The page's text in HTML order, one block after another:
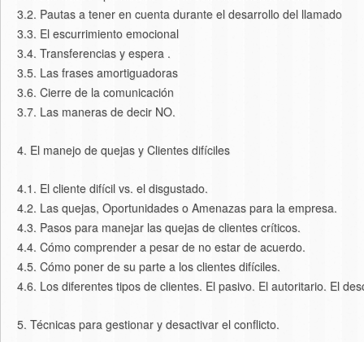
3.2. Pautas a tener en cuenta durante el desarrollo del llamado
3.3. El escurrimiento emocional
3.4. Transferencias y espera .
3.5. Las frases amortiguadoras
3.6. Cierre de la comunicación
3.7. Las maneras de decir NO.
4. El manejo de quejas y Clientes difíciles
4.1. El cliente difícil vs. el disgustado.
4.2. Las quejas, Oportunidades o Amenazas para la empresa.
4.3. Pasos para manejar las quejas de clientes críticos.
4.4. Cómo comprender a pesar de no estar de acuerdo.
4.5. Cómo poner de su parte a los clientes difíciles.
4.6. Los diferentes tipos de clientes. El pasivo. El autoritario. El
5. Técnicas para gestionar y desactivar el conflicto.